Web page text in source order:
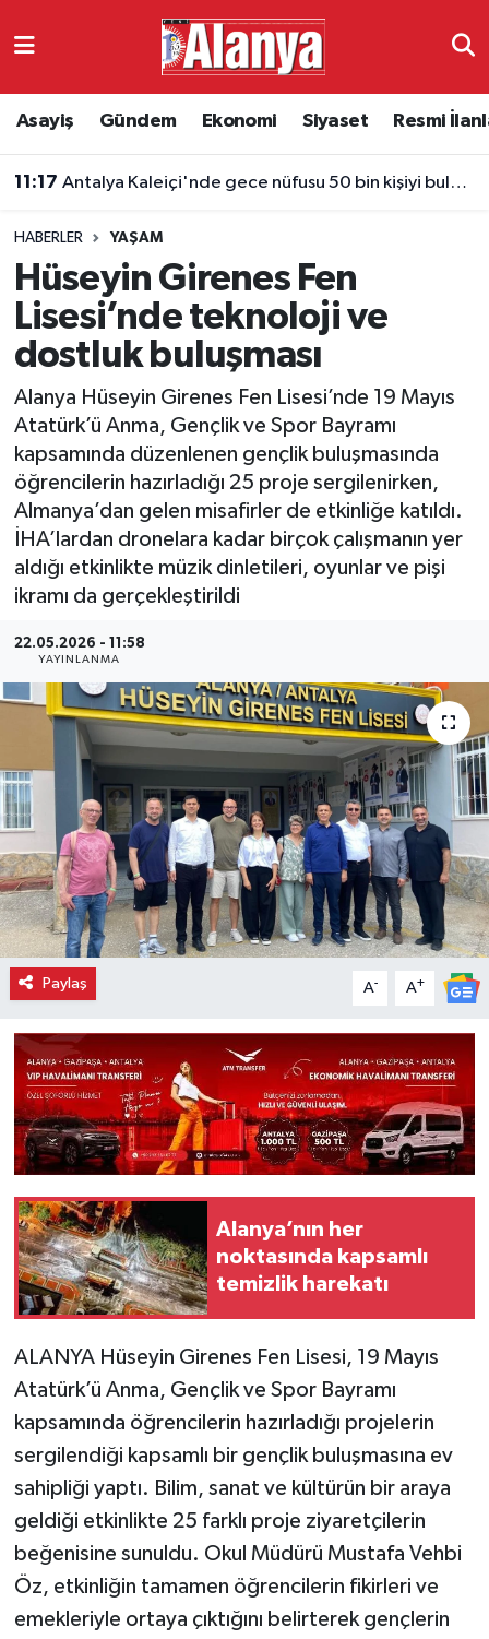
Asayiş Gündem Ekonomi Siyaset Resmi
11:13 Serik'te seyir halindeki otomobil yandı: 4 yaralı
HABERLER YAŞAM
Hüseyin Girenes Fen
Lisesi’nde teknoloji ve
dostluk buluşması
Alanya Hüseyin Girenes Fen Lisesi’nde 19 Mayıs
Atatürk’ü Anma, Gençlik ve Spor Bayramı
kapsamında düzenlenen gençlik buluşmasında
öğrencilerin hazırladığı 25 proje sergilenirken,
Almanya’dan gelen misafirler de etkinliğe katıldı.
İHA’lardan dronelara kadar birçok çalışmanın yer
aldığı etkinlikte müzik dinletileri, oyunlar ve pişi
ikramı da gerçekleştirildi
22.05.2026 - 11:58
YAYINLANMA
Paylaş A- A+
Alanya’nın her
noktasında kapsamlı
temizlik harekatı
ALANYA Hüseyin Girenes Fen Lisesi, 19 Mayıs
Atatürk’ü Anma, Gençlik ve Spor Bayramı
kapsamında öğrencilerin hazırladığı projelerin
sergilendiği kapsamlı bir gençlik buluşmasına ev
sahipliği yaptı. Bilim, sanat ve kültürün bir araya
geldiği etkinlikte 25 farklı proje ziyaretçilerin
beğenisine sunuldu. Okul Müdürü Mustafa Vehbi
Öz, etkinliğin tamamen öğrencilerin fikirleri ve
emekleriyle ortaya çıktığını belirterek gençlerin
Ekonomi
Resmi İlanlar
Alanyaspor
Turizm
E-Gazete
Antalya Namaz Vakitleri
Antalya Trafik Yoğunluk Haritası
Süper Lig Puan Durumu ve Fikstür
Tüm Manşetler
Son Dakika Haberleri
Haber Arşivi